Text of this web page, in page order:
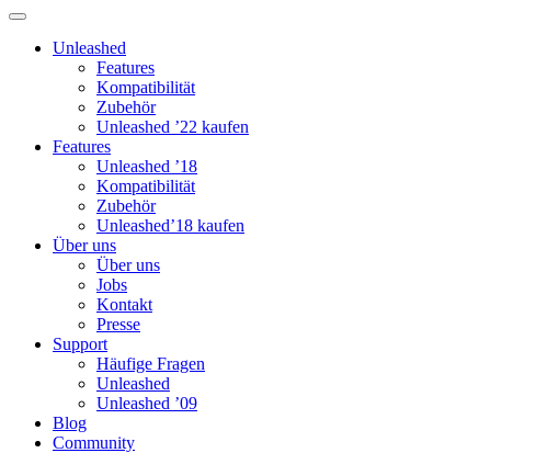
Unleashed
Features
Kompatibilität
Zubehör
Unleashed ’22 kaufen
Features
Unleashed ’18
Kompatibilität
Zubehör
Unleashed’18 kaufen
Über uns
Über uns
Jobs
Kontakt
Presse
Support
Häufige Fragen
Unleashed
Unleashed ’09
Blog
Community